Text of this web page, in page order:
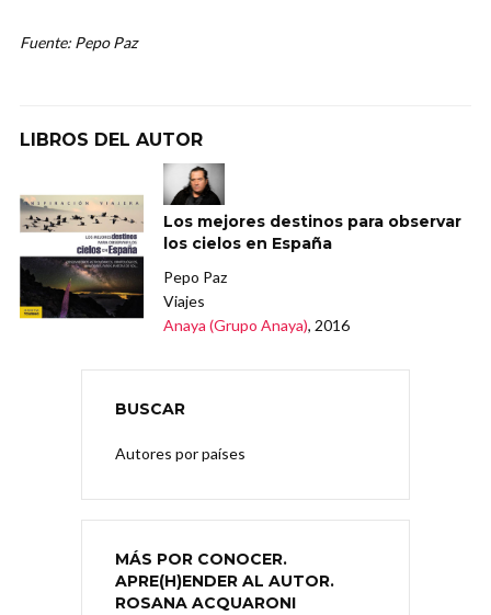
Fuente: Pepo Paz
LIBROS DEL AUTOR
Los mejores destinos para observar
los cielos en España
Pepo Paz
Viajes
Anaya (Grupo Anaya), 2016
BUSCAR
Autores por países
MÁS POR CONOCER.
APRE(H)ENDER AL AUTOR.
ROSANA ACQUARONI